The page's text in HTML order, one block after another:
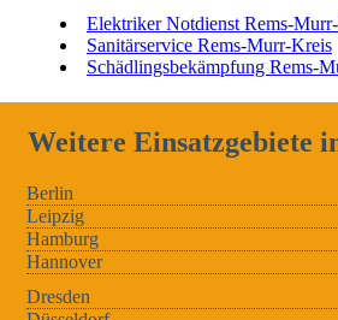
Elektriker Notdienst Rems-
Sanitärservice Rems-Murr-Kreis
Schädlingsbekämpfung Rems-
Weitere Einsatzgebiete
Berlin
Leipzig
Hamburg
Hannover
Dresden